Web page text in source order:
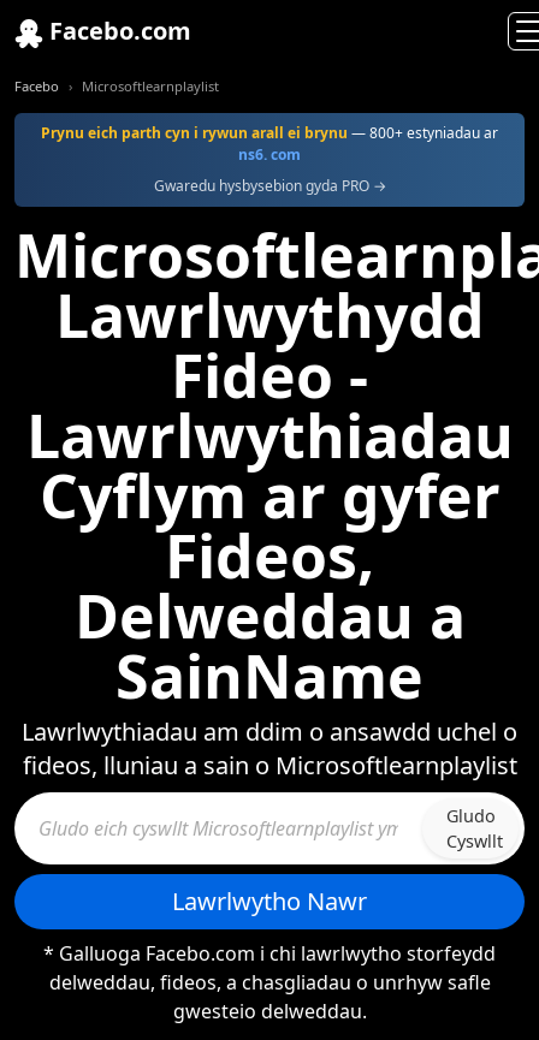
Facebo.com
Facebo Microsoftlearnplaylist
Prynu eich parth cyn i rywun arall ei brynu — 800+ estyniadau ar
ns6. com
Gwaredu hysbysebion gyda PRO →
Lawrlwythydd
Fideo -
Lawrlwythiadau
Cyflym ar gyfer
Fideos,
Delweddau a
SainName
Lawrlwythiadau am ddim o ansawdd uchel o
fideos, lluniau a sain o Microsoftlearnplaylist
Gludo
Cyswllt
Lawrlwytho Nawr
* Galluoga Facebo.com i chi lawrlwytho storfeydd
delweddau, fideos, a chasgliadau o unrhyw safle
gwesteio delweddau.